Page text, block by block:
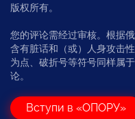
版权所有。
您的评论需经过审核。根据
含有脏话和（或）人身攻击
为点、破折号等符号同样属
论。
Вступи в «ОПОРУ»